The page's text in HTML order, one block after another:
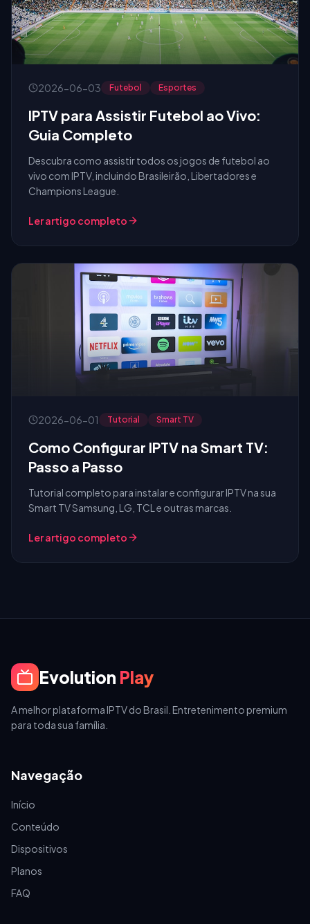
2026-06-03 Futebol Esportes
IPTV para Assistir Futebol ao Vivo:
Guia Completo
Descubra como assistir todos os jogos de futebol ao
vivo com IPTV, incluindo Brasileirão, Libertadores e
Champions League.
Ler artigo completo
2026-06-01 Tutorial Smart TV
Como Configurar IPTV na Smart TV:
Passo a Passo
Tutorial completo para instalar e configurar IPTV na sua
Smart TV Samsung, LG, TCL e outras marcas.
Ler artigo completo
Evolution Play
A melhor plataforma IPTV do Brasil. Entretenimento premium
para toda sua família.
Navegação
Início
Conteúdo
Dispositivos
Planos
FAQ